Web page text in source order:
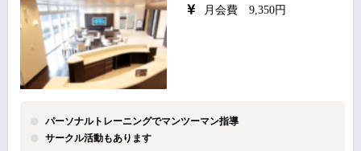
月会費 9,350円
パーソナルトレーニングでマンツーマン指導
サークル活動もあります